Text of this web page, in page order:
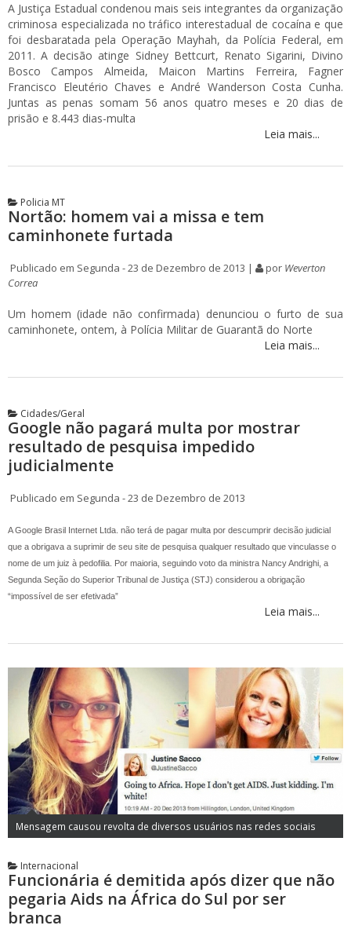
A Justiça Estadual condenou mais seis integrantes da organização
criminosa especializada no tráfico interestadual de cocaína e que
foi desbaratada pela Operação Mayhah, da Polícia Federal, em
2011. A decisão atinge Sidney Bettcurt, Renato Sigarini, Divino
Bosco Campos Almeida, Maicon Martins Ferreira, Fagner
Francisco Eleutério Chaves e André Wanderson Costa Cunha.
Juntas as penas somam 56 anos quatro meses e 20 dias de
prisão e 8.443 dias-multa
Leia mais...
Policia MT
Nortão: homem vai a missa e tem
caminhonete furtada
Publicado em Segunda - 23 de Dezembro de 2013 | por Weverton
Correa
Um homem (idade não confirmada) denunciou o furto de sua
caminhonete, ontem, à Polícia Militar de Guarantã do Norte
Leia mais...
Cidades/Geral
Google não pagará multa por mostrar
resultado de pesquisa impedido
judicialmente
Publicado em Segunda - 23 de Dezembro de 2013
A Google Brasil Internet Ltda. não terá de pagar multa por descumprir decisão judicial
que a obrigava a suprimir de seu site de pesquisa qualquer resultado que vinculasse o
nome de um juiz à pedofilia. Por maioria, seguindo voto da ministra Nancy Andrighi, a
Segunda Seção do Superior Tribunal de Justiça (STJ) considerou a obrigação
“impossível de ser efetivada”
Leia mais...
Mensagem causou revolta de diversos usuários nas redes sociais
Internacional
Funcionária é demitida após dizer que não
pegaria Aids na África do Sul por ser
branca